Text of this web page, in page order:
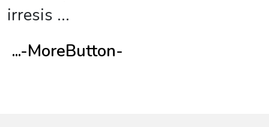
irresis ...
...-MoreButton-